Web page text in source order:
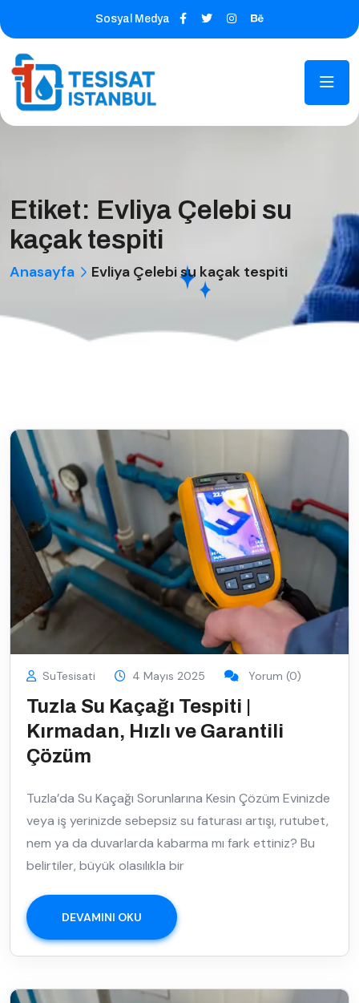
Sosyal Medya
Etiket: Evliya Çelebi su
kaçak tespiti
Anasayfa Evliya Çelebi su kaçak tespiti
SuTesisati 4 Mayıs 2025 Yorum (0)
Tuzla Su Kaçağı Tespiti |
Kırmadan, Hızlı ve Garantili
Çözüm
Tuzla’da Su Kaçağı Sorunlarına Kesin Çözüm Evinizde
veya iş yerinizde sebepsiz su faturası artışı, rutubet,
nem ya da duvarlarda kabarma mı fark ettiniz? Bu
belirtiler, büyük olasılıkla bir
DEVAMINI OKU